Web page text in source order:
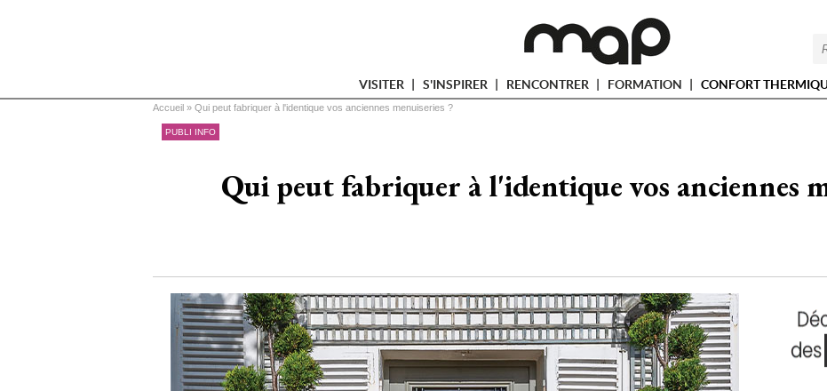
VISITER S'INSPIRER RENCONTRER FORMATION CONFORT
Vous êtes ici
Accueil » Qui peut fabriquer à l'identique vos anciennes menuiseries ?
PUBLI INFO
Qui peut fabriquer à l'identique vos anciennes